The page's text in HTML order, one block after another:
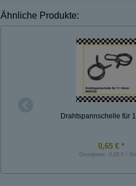
Ähnliche Produkte:
Drahtspannschelle für
0,65 € *
Grundpreis: 0,65 € /